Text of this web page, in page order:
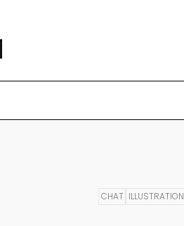
CHAT ILLUSTRATION